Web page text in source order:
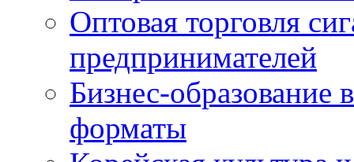
Оптовая торговля
предпринимателей
Бизнес-образование
форматы